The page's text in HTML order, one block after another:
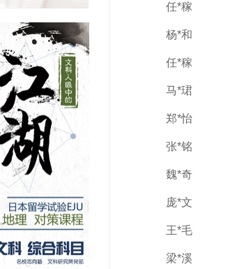
任*稼
杨*和
任*稼
马*珺
郑*怡
张*铭
魏*奇
庞*文
王*毛
梁*溪